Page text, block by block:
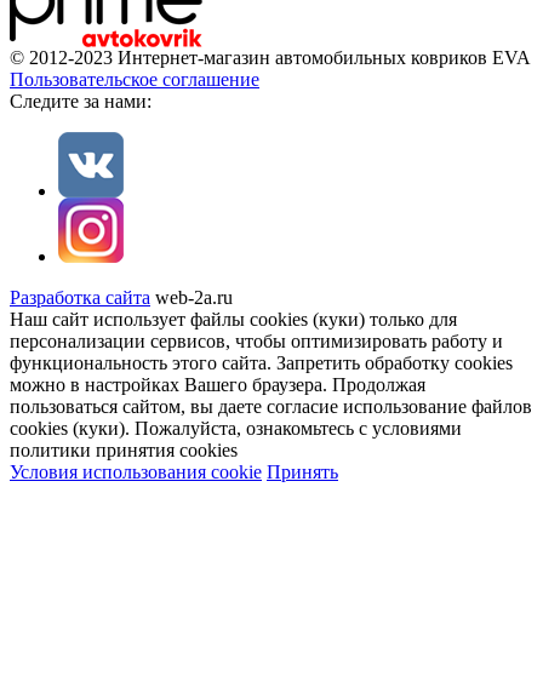
© 2012-2023 Интернет-магазин автомобильных ковриков EVA
Пользовательское соглашение
Cледите за нами:
Разработка сайта web-2a.ru
Наш сайт использует файлы cookies (куки) только для
персонализации сервисов, чтобы оптимизировать работу и
функциональность этого сайта. Запретить обработку cookies
можно в настройках Вашего браузера. Продолжая
пользоваться сайтом, вы даете согласие использование файлов
cookies (куки). Пожалуйста, ознакомьтесь с условиями
политики принятия сookies
Условия использования cookie Принять